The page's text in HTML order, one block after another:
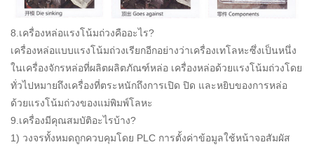
8.เครื่องหล่อแรงโน้มถ่วงคืออะไร?
เครื่องหล่อแบบแรงโน้มถ่วงเรียกอีกอย่างว่าเครื่องเทโลหะซึ่งเป็นหนึ่ง
ในเครื่องจักรหล่อที่ผลิตผลิตภัณฑ์หล่อ เครื่องหล่อด้วยแรงโน้มถ่วงโดย
ทั่วไปหมายถึงเครื่องที่ตระหนักถึงการเปิด ปิด และหยิบของการหล่อ
ด้วยแรงโน้มถ่วงของแม่พิมพ์โลหะ
9.เครื่องมีคุณสมบัติอะไรบ้าง?
1) วงจรทั้งหมดถูกควบคุมโดย PLC การตั้งค่าข้อมูลใช้หน้าจอสัมผัส